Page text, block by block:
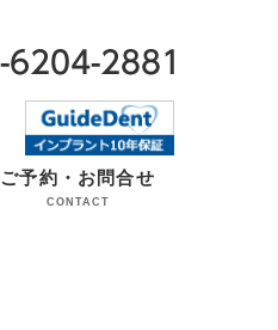
ご予約・お問合せ
CONTACT